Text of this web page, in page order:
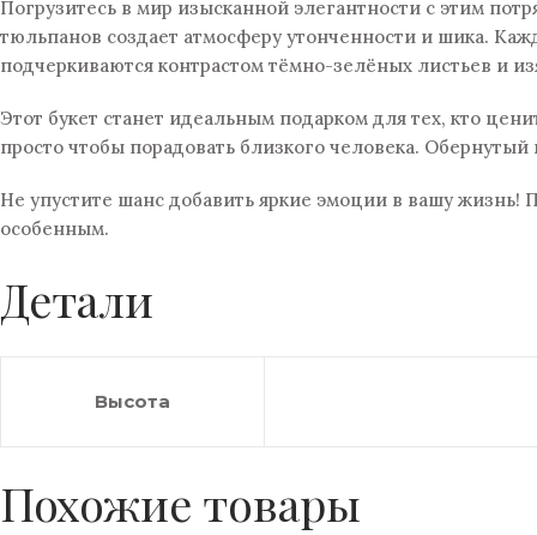
Погрузитесь в мир изысканной элегантности с этим
тюльпанов создает атмосферу утонченности и шика.
подчеркиваются контрастом тёмно-зелёных листьев и
Этот букет станет идеальным подарком для тех, кто
просто чтобы порадовать близкого человека.
Не упустите шанс добавить яркие эмоции в вашу
особенным.
Детали
Высота
Похожие товары